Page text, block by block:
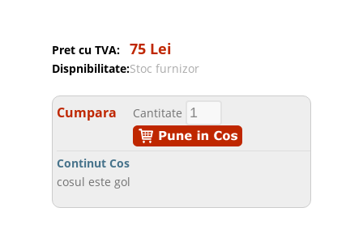
Pret cu TVA: 75 Lei
Dispnibilitate:Stoc furnizor
Cumpara Cantitate
Continut Cos
cosul este gol